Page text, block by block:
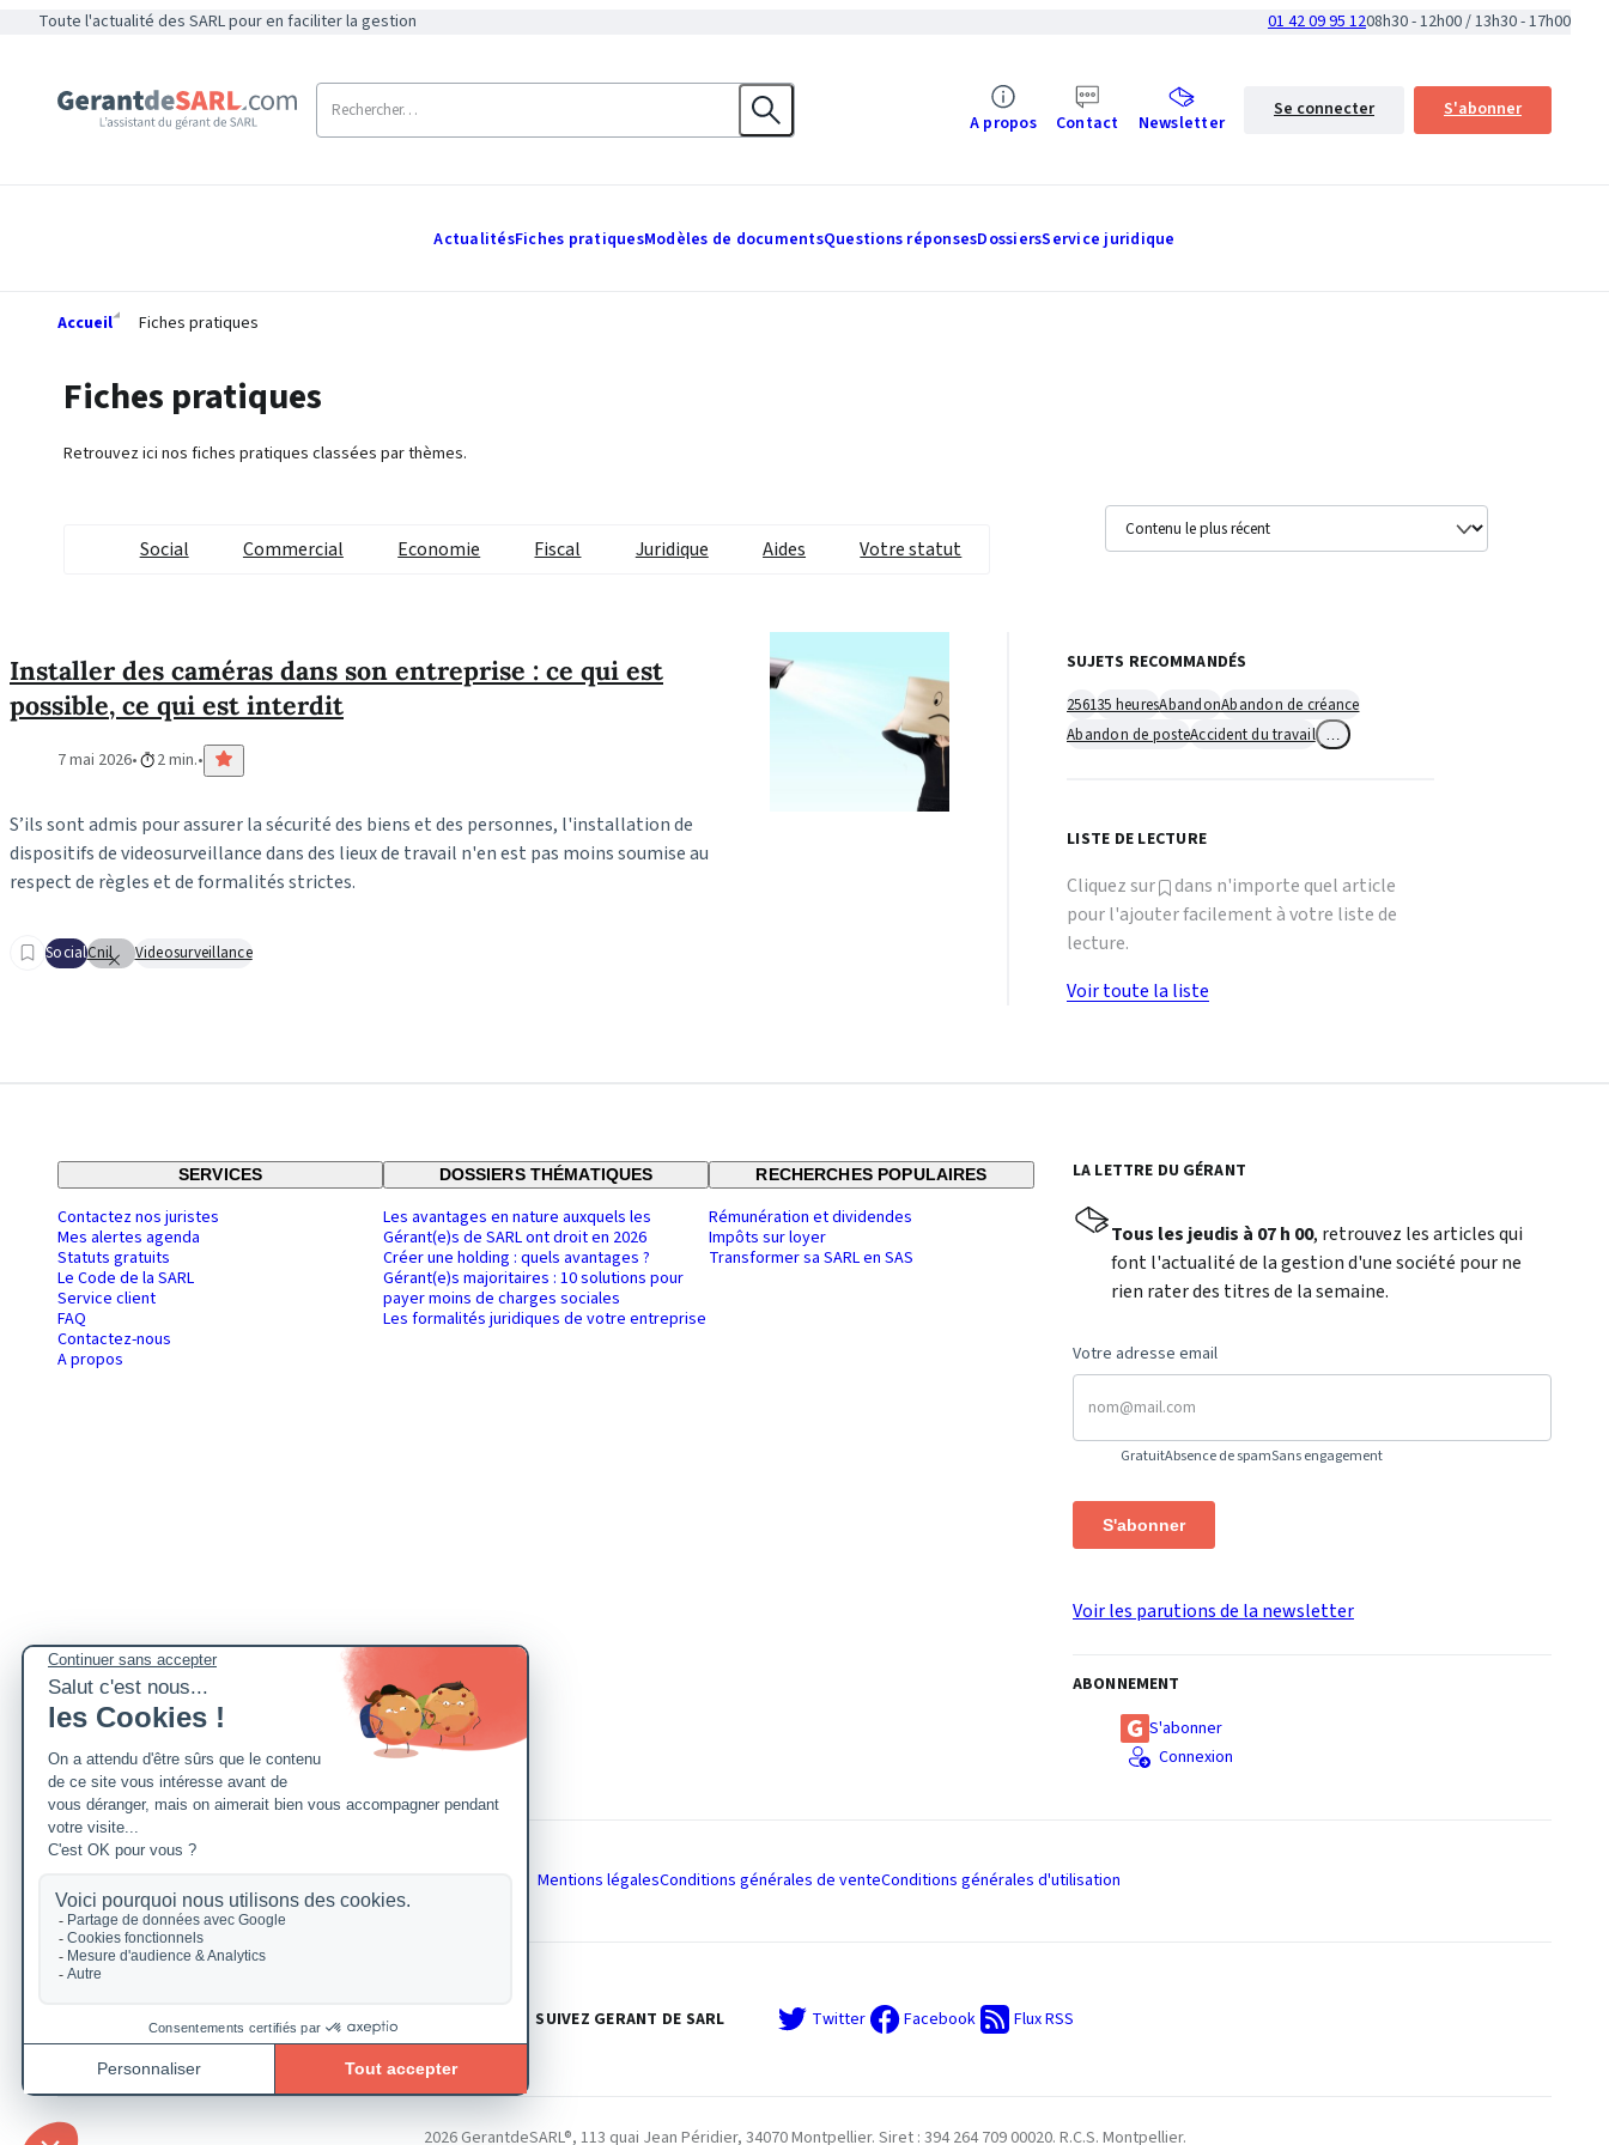
Toute l'actualité des SARL pour en faciliter la gestion 01 42 09 95 1208h30 - 12h00 / 13h30 - 17h00
A propos Contact Newsletter
Se connecter S'abonner
ActualitésFiches pratiquesModèles de documentsQuestions réponsesDossiersService juridique
Accueil Fiches pratiques
Fiches pratiques
Retrouvez ici nos fiches pratiques classées par thèmes.
Social Commercial Economie Fiscal Juridique Aides Votre statut
Installer des caméras dans son entreprise : ce qui est
possible, ce qui est interdit
7 mai 2026 2 min.
S’ils sont admis pour assurer la sécurité des biens et des personnes, l'installation de
dispositifs de videosurveillance dans des lieux de travail n'en est pas moins soumise au
respect de règles et de formalités strictes.
SocialCnil Videosurveillance
SUJETS RECOMMANDÉS
256135 heuresAbandonAbandon de créance
Abandon de posteAccident du travail
LISTE DE LECTURE
Cliquez sur
dans n'importe quel article
pour l'ajouter facilement à votre liste de
lecture.
Voir toute la liste
SERVICES
Contactez nos juristes
Mes alertes agenda
Statuts gratuits
Le Code de la SARL
Service client
FAQ
Contactez-nous
A propos
DOSSIERS THÉMATIQUES
Les avantages en nature auxquels les
Gérant(e)s de SARL ont droit en 2026
Créer une holding : quels avantages ?
Gérant(e)s majoritaires : 10 solutions pour
payer moins de charges sociales
Les formalités juridiques de votre entreprise
RECHERCHES POPULAIRES
Rémunération et dividendes
Impôts sur loyer
Transformer sa SARL en SAS
LA LETTRE DU GÉRANT
Tous les jeudis à 07 h 00, retrouvez les articles qui
font l'actualité de la gestion d'une société pour ne
rien rater des titres de la semaine.
Votre adresse email
GratuitAbsence de spamSans engagement
S'abonner
Voir les parutions de la newsletter
ABONNEMENT
S'abonner
Connexion
Mentions légalesConditions générales de venteConditions générales d'utilisation
SUIVEZ GERANT DE SARL Twitter Facebook Flux RSS
2026 GerantdeSARL®, 113 quai Jean Péridier, 34070 Montpellier. Siret : 394 264 709 00020. R.C.S. Montpellier.